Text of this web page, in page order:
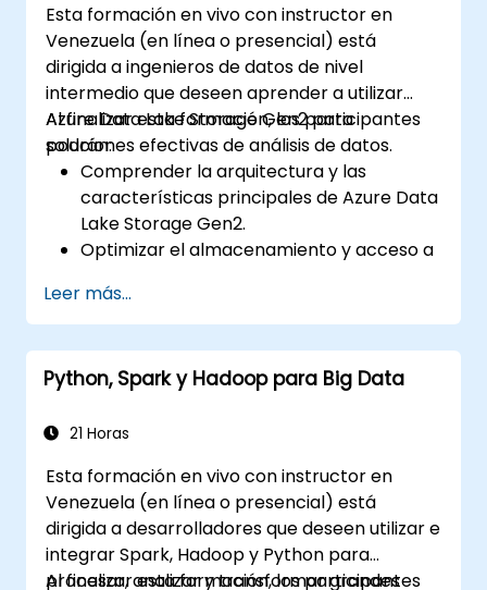
Esta formación en vivo con instructor en
Venezuela (en línea o presencial) está
dirigida a ingenieros de datos de nivel
intermedio que deseen aprender a utilizar
Azure Data Lake Storage Gen2 para
soluciones efectivas de análisis de datos.
Al finalizar esta formación, los participantes
podrán:
Comprender la arquitectura y las
características principales de Azure Data
Lake Storage Gen2.
Optimizar el almacenamiento y acceso a
rendimiento.
Integrar Azure Data Lake Storage Gen2
con otros servicios de Azure para análisis
y procesamiento de datos.
Azure Data Lake Storage Gen2.
optimizar estrategias de
almacenamiento.
Leer más...
Python, Spark y Hadoop para Big Data
21 Horas
Esta formación en vivo con instructor en
Venezuela (en línea o presencial) está
dirigida a desarrolladores que deseen utilizar e
integrar Spark, Hadoop y Python para
procesar, analizar y transformar grandes
Al finalizar esta formación, los participantes